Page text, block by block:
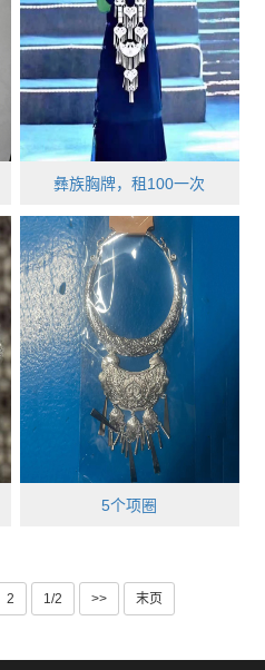
彝族胸牌，租100一次
5个项圈
2 1/2 >> 末页